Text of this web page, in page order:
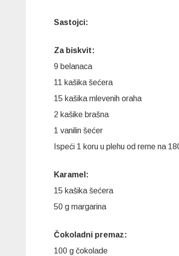
Sastojci:
Za biskvit:
9 belanaca
11 kašika šećera
15 kašika mlevenih oraha
2 kašike brašna
1 vanilin šećer
Ispeći 1 koru u plehu od rerne na
Karamel:
15 kašika šećera
50 g margarina
Čokoladni premaz:
100 g čokolade